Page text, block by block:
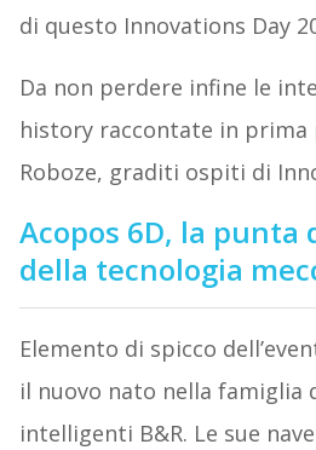
di questo Innovations Day
Da non perdere infine le
history raccontate in prima
Roboze, graditi ospiti di
Acopos 6D, la punta
della tecnologia
Elemento di spicco
il nuovo nato nella famiglia
intelligenti B&R. Le sue